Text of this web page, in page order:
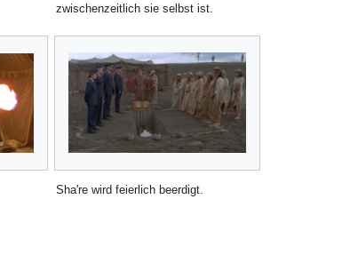
zwischenzeitlich sie selbst ist.
Sha're wird feierlich beerdigt.